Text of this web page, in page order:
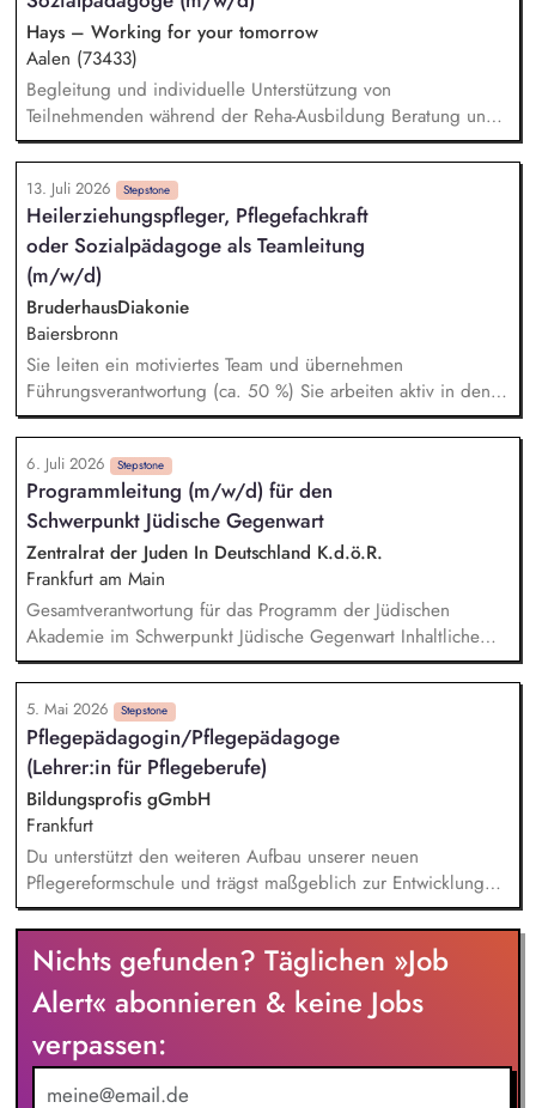
Werkstatt­leitung, Vorstand, Gremien, Abteilungen, Arbeits­
gruppen und einzelnen Stellen wie z. B.
Angehörigenvertretung, Kommunikations­abteilung, Teilhabe­
management. Planung, Durchführung und Begleitung von
Schulungen der Werkstatträte.
Hays – Working for your tomorrow
Aalen (73433)
Begleitung und individuelle Unterstützung von
Teilnehmenden während der Reha-Ausbildung Beratung und
sozialpädagogische Betreuung zur Förderung der
persönlichen und beruflichen Entwicklung Durchführung von
regelmäßigen Einzel- und Gruppengesprächen Sicherstellung
und Dokumentation des nachhaltigen Eingliederungserfolgs
in Ausbildung und Beschäftigung Betreuung der
Teilnehmenden während der Probezeit sowie Unterstützung
beim Übergang in den Arbeitsmarkt
13. Juli 2026 Stepstone
Heilerziehungspfleger, Pflegefachkraft
oder Sozialpädagoge als Teamleitung
(m/w/d)
BruderhausDiakonie
Baiersbronn
Sie leiten ein motiviertes Team und übernehmen
Führungsverantwortung (ca. 50 %) Sie arbeiten aktiv in den
Bereichen Besondere Wohnform (19 Plätze), Ambulant
unterstütztes Wohnen (AWS, aktuell 15 Plätze) und
Tagesstruktur mit Sie begleiten Menschen im Alltag, geben
pädagogische Anleitung und übernehmen bei Bedarf auch
grundpflegerische Tätigkeiten Sie entwickeln kreative
Angebote und Freizeitaktivitäten für unsere Klienten Sie
bringen Ihre Ideen ein und tragen zur kontinuierlichen
Weiterentwicklung unserer Angebote bei
6. Juli 2026 Stepstone
Programmleitung (m/w/d) für den
Schwerpunkt Jüdische Gegenwart
Zentralrat der Juden In Deutschland K.d.ö.R.
Frankfurt am Main
Gesamtverantwortung für das Programm der Jüdischen
Akademie im Schwerpunkt Jüdische Gegenwart Inhaltliche
Ausgestaltung, Entwicklung und Planung des Programms im
Schwerpunkt Jüdische Gegenwart unter Berücksichtigung der
Bedarfe der Zielgruppen, aktueller Diskurse und
forschungsrelevanter Fragestellungen Strategischer Ausbau
und aktive Pflege des Netzwerkes der Jüdischen Akademie
im Kontext der Programmentwicklung Entwicklung und
Umsetzung einer Diskurskultur, die die Jüdische Akademie als
Interaktions- und Begegnungsraum öffnet
5. Mai 2026 Stepstone
Pflegepädagogin/Pflegepädagoge
(Lehrer:in für Pflegeberufe)
Bildungsprofis gGmbH
Frankfurt
Du unterstützt den weiteren Aufbau unserer neuen
Pflegereformschule und trägst maßgeblich zur Entwicklung
eines sprachsensiblen Pflegecurriculums bei. Du übernimmst
eigenverantwortlich die Leitung einer Ausbildungsklasse und
gestaltest den Unterricht aktiv – von der Konzeption über die
Durchführung bis hin zur Nachbereitung. Du etablierst
innovative, digitale Lehr- und Lernmethoden und sorgst dafür,
dass unsere Ausbildung stets auf dem neuesten Stand bleibt.
Neben deinen pädagogischen Aufgaben gehören auch
administrative Tätigkeiten zu deinem Repertoire.
Nichts gefunden? Täglichen »Job
Alert« abonnieren & keine Jobs
verpassen: